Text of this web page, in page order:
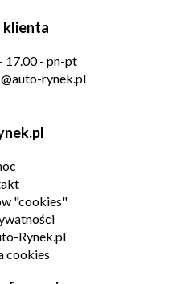
klienta
17.00 - pn-pt
rynek.pl
"cookies"
Rynek.pl
cookies